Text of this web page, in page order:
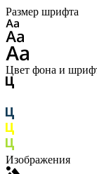
Размер шрифта
Цвет фона и
Изображения